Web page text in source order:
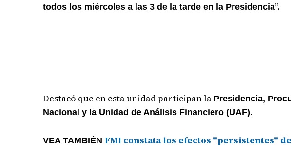
todos los miércoles a las 3 de la tarde en la Presidencia”.
Destacó que en esta unidad participan la Presidencia,
Nacional y la Unidad de Análisis Financiero (UAF).
VEA TAMBIÉNFMI constata los efectos "persistentes"